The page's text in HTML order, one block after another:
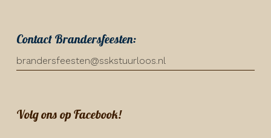
Contact Brandersfeesten:
brandersfeesten@sskstuurloos.nl
Volg ons op Facebook!